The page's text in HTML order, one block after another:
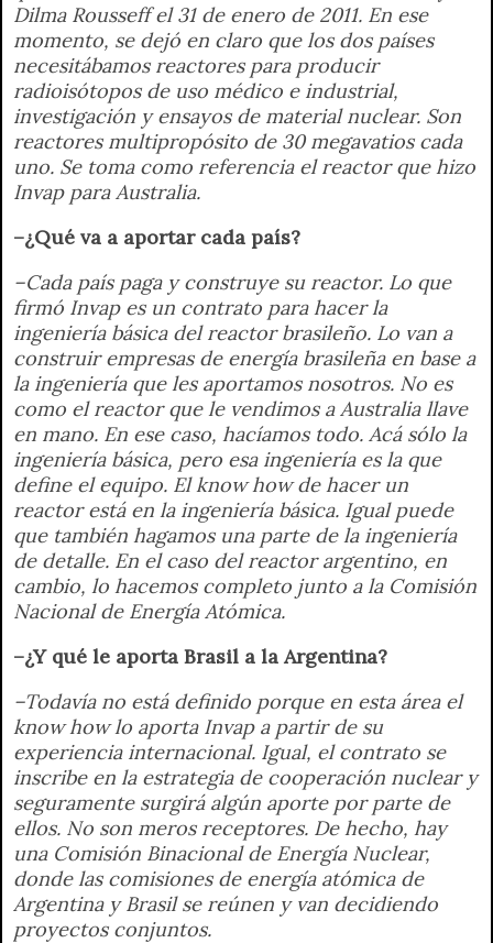
Dilma Rousseff el 31 de enero de 2011. En ese
momento, se dejó en claro que los dos países
necesitábamos reactores para producir
radioisótopos de uso médico e industrial,
investigación y ensayos de material nuclear. Son
reactores multipropósito de 30 megavatios cada
uno. Se toma como referencia el reactor que hizo
Invap para Australia.
–¿Qué va a aportar cada país?
–Cada país paga y construye su reactor. Lo que
firmó Invap es un contrato para hacer la
ingeniería básica del reactor brasileño. Lo van a
construir empresas de energía brasileña en base a
la ingeniería que les aportamos nosotros. No es
como el reactor que le vendimos a Australia llave
en mano. En ese caso, hacíamos todo. Acá sólo la
ingeniería básica, pero esa ingeniería es la que
define el equipo. El know how de hacer un
reactor está en la ingeniería básica. Igual puede
que también hagamos una parte de la ingeniería
de detalle. En el caso del reactor argentino, en
cambio, lo hacemos completo junto a la Comisión
Nacional de Energía Atómica.
–¿Y qué le aporta Brasil a la Argentina?
–Todavía no está definido porque en esta área el
know how lo aporta Invap a partir de su
experiencia internacional. Igual, el contrato se
inscribe en la estrategia de cooperación nuclear y
seguramente surgirá algún aporte por parte de
ellos. No son meros receptores. De hecho, hay
una Comisión Binacional de Energía Nuclear,
donde las comisiones de energía atómica de
Argentina y Brasil se reúnen y van decidiendo
proyectos conjuntos.